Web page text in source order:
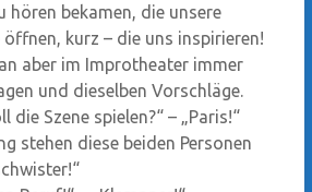
hören bekamen, die unsere
kurz – die uns inspirieren!
aber im Improtheater immer
und dieselben Vorschläge.
die Szene spielen?“ – „Paris!“
stehen diese beiden Personen